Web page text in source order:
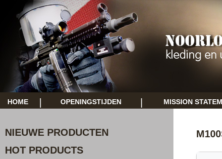
HOME OPENINGSTIJDEN MISSION
NIEUWE PRODUCTEN
HOT PRODUCTS